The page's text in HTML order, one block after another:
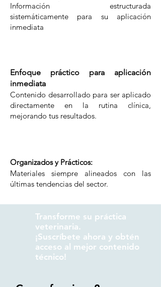
Información estructurada
sistemáticamente para su aplicación
inmediata
Enfoque práctico para aplicación
inmediata
Contenido desarrollado para ser aplicado
directamente en la rutina clínica,
mejorando tus resultados.
Organizados y Prácticos:
Materiales siempre alineados con las
últimas tendencias del sector.
Transforme su práctica
veterinaria.
¡Suscríbete ahora y obtén
acceso al mejor contenido
técnico!